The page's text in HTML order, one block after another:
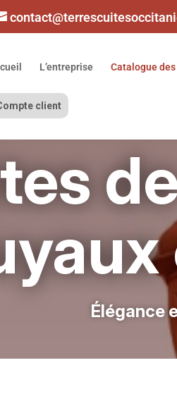
L’entreprise Catalogue
client
Élégance